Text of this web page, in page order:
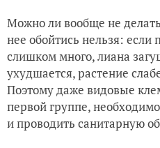
Можно ли вообще не
нее обойтись нельзя: если
слишком много, лиана
ухудшается, растение
Поэтому даже видовые
первой группе,
и проводить санитарную